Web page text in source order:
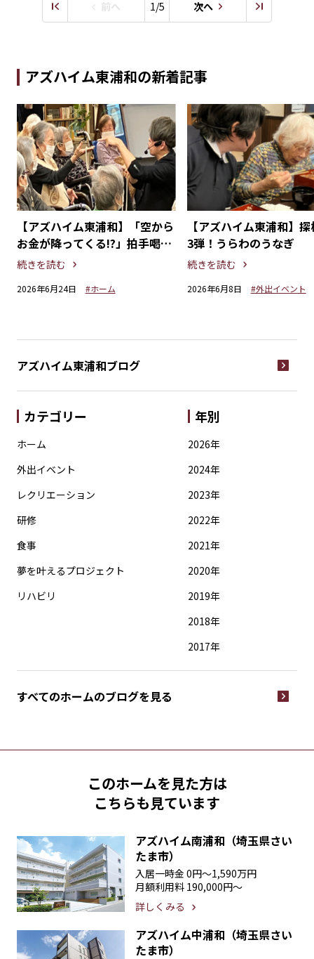
前へ 1/5 次へ
アズハイム東浦和の新着記事
【アズハイム東浦和】「空から
お金が降ってくる!?」拍手喝采
のマジックショー開催
続きを読む
2026年6月24日 #ホーム
【アズハイム東浦和】
3弾！うらわのうなぎ
続きを読む
2026年6月8日 #外出イベント
アズハイム東浦和ブログ
カテゴリー
ホーム
外出イベント
レクリエーション
研修
食事
夢を叶えるプロジェクト
リハビリ
年別
2026年
2024年
2023年
2022年
2021年
2020年
2019年
2018年
2017年
すべてのホームのブログを見る
このホームを見た方は
こちらも見ています
アズハイム南浦和（埼玉県さい
たま市）
入居一時金 0円〜1,590万円
月額利用料 190,000円〜
詳しくみる
アズハイム中浦和（埼玉県さい
たま市）